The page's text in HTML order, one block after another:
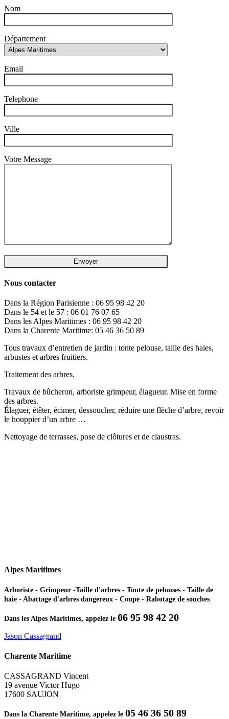
Nom
Département
Email
Telephone
Ville
Votre Message
Nous contacter
Dans la Région Parisienne : 06 95 98 42 20
Dans le 54 et le 57 : 06 01 76 07 65
Dans les Alpes Maritimes : 06 95 98 42 20
Dans la Charente Maritime: 05 46 36 50 89
Tous travaux d’entretien de jardin : tonte pelouse, taille des haies,
arbustes et arbres fruitiers.
Traitement des arbres.
Travaux de bûcheron, arboriste grimpeur, élagueur. Mise en forme
des arbres.
Élaguer, étêter, écimer, dessoucher, réduire une flèche d’arbre, revoir
le houppier d’un arbre …
Nettoyage de terrasses, pose de clôtures et de claustras.
Alpes Maritimes
Arboriste - Grimpeur -Taille d'arbres - Tonte de pelouses - Taille de
haie - Abattage d'arbres dangereux - Coupe - Rabotage de souches
Dans les Alpes Maritimes, appelez le 06 95 98 42 20
Jason Cassagrand
Charente Maritime
CASSAGRAND Vincent
19 avenue Victor Hugo
17600 SAUJON
Dans la Charente Maritime, appelez le 05 46 36 50 89